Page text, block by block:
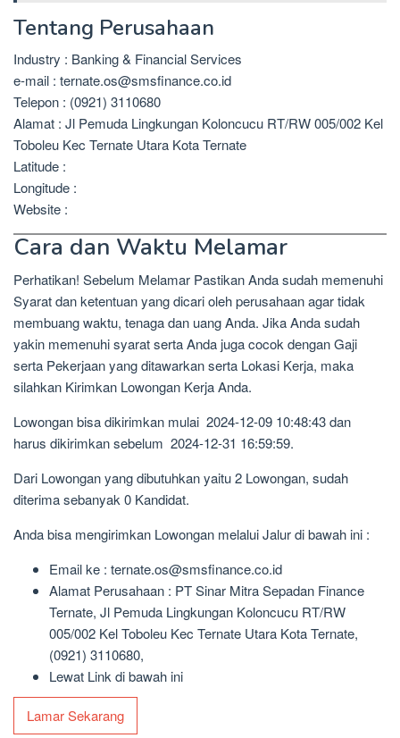
Tentang Perusahaan
Industry : Banking & Financial Services
e-mail : ternate.os@smsfinance.co.id
Telepon : (0921) 3110680
Alamat : Jl Pemuda Lingkungan Koloncucu RT/RW 005/002 Kel
Toboleu Kec Ternate Utara Kota Ternate
Latitude :
Longitude :
Website :
Cara dan Waktu Melamar
Perhatikan! Sebelum Melamar Pastikan Anda sudah memenuhi
Syarat dan ketentuan yang dicari oleh perusahaan agar tidak
membuang waktu, tenaga dan uang Anda. Jika Anda sudah
yakin memenuhi syarat serta Anda juga cocok dengan Gaji
serta Pekerjaan yang ditawarkan serta Lokasi Kerja, maka
silahkan Kirimkan Lowongan Kerja Anda.
Lowongan bisa dikirimkan mulai 2024-12-09 10:48:43 dan
harus dikirimkan sebelum 2024-12-31 16:59:59.
Dari Lowongan yang dibutuhkan yaitu 2 Lowongan, sudah
diterima sebanyak 0 Kandidat.
Anda bisa mengirimkan Lowongan melalui Jalur di bawah ini :
Email ke : ternate.os@smsfinance.co.id
Alamat Perusahaan : PT Sinar Mitra Sepadan Finance
Ternate, Jl Pemuda Lingkungan Koloncucu RT/RW
005/002 Kel Toboleu Kec Ternate Utara Kota Ternate,
(0921) 3110680,
Lewat Link di bawah ini
Lamar Sekarang